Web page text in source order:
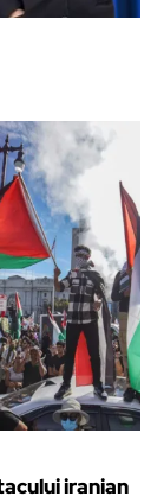
iranian